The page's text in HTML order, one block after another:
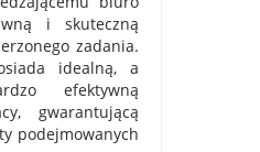
i skuteczną
zadania.
idealną, a
efektywną
gwarantującą
podejmowanych